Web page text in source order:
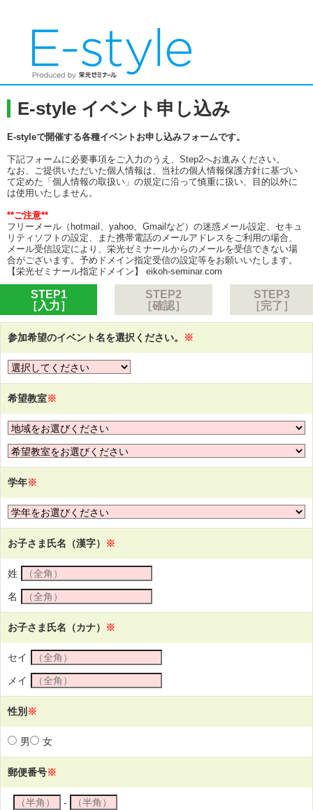
E-style イベント申し込み
E-styleで開催する各種イベントお申し込みフォームです。
下記フォームに必要事項をご入力のうえ、Step2へお進みください。
なお、ご提供いただいた個人情報は、当社の個人情報保護方針に基づい
て定めた「個人情報の取扱い」の規定に沿って慎重に扱い、目的以外に
は使用いたしません。
**ご注意**
フリーメール（hotmail、yahoo、Gmailなど）の迷惑メール設定、セキュ
リティソフトの設定、また携帯電話のメールアドレスをご利用の場合、
メール受信設定により、栄光ゼミナールからのメールを受信できない場
合がございます。予めドメイン指定受信の設定等をお願いいたします。
【栄光ゼミナール指定ドメイン】 eikoh-seminar.com
STEP1
［入力］
STEP2
［確認］
STEP3
［完了］
参加希望のイベント名を選択ください。 ※
希望教室※
学年※
お子さま氏名（漢字） ※
姓
名
お子さま氏名（カナ） ※
セイ
メイ
性別 ※
男 女
郵便番号※
-